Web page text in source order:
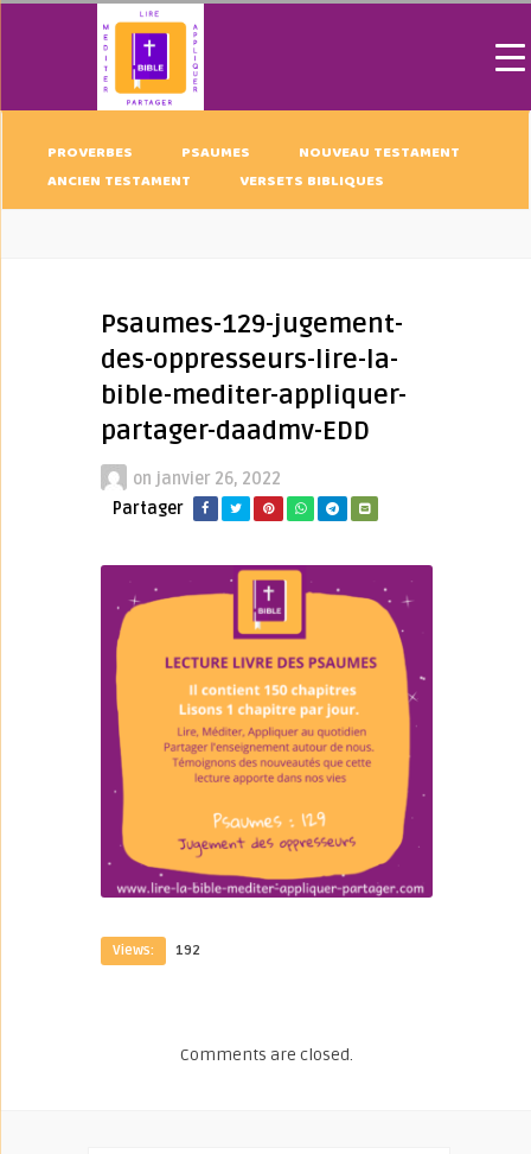
PROVERBES PSAUMES
NOUVEAU TESTAMENT
ANCIEN TESTAMENT
VERSETS BIBLIQUES
Psaumes-129-jugement-
des-oppresseurs-lire-la-
bible-mediter-appliquer-
partager-daadmv-EDD
on janvier 26, 2022
Partager
Views: 192
Comments are closed.